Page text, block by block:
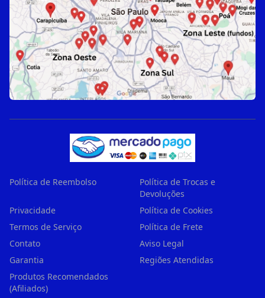
Política de Reembolso
Política de Trocas e
Devoluções
Privacidade
Política de Cookies
Termos de Serviço
Política de Frete
Contato
Aviso Legal
Garantia
Regiões Atendidas
Produtos Recomendados
(Afiliados)